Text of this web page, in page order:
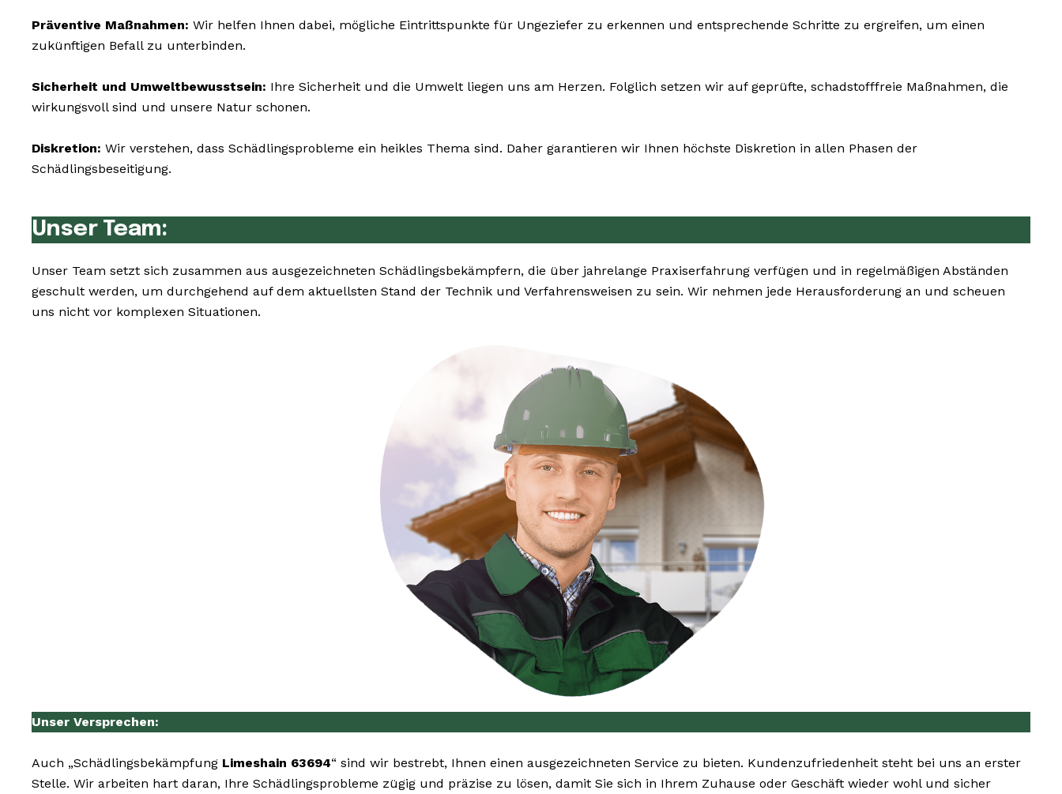
Präventive Maßnahmen: Wir helfen Ihnen dabei, mögliche Eintrittspunkte für Ungeziefer zu erkennen und entsprechende Schritte zu ergreifen, um einen
zukünftigen Befall zu unterbinden.
Sicherheit und Umweltbewusstsein: Ihre Sicherheit und die Umwelt liegen uns am Herzen. Folglich setzen wir auf geprüfte, schadstofffreie Maßnahmen, die
wirkungsvoll sind und unsere Natur schonen.
Diskretion: Wir verstehen, dass Schädlingsprobleme ein heikles Thema sind. Daher garantieren wir Ihnen höchste Diskretion in allen Phasen der
Schädlingsbeseitigung.
Unser Team:
Unser Team setzt sich zusammen aus ausgezeichneten Schädlingsbekämpfern, die über jahrelange Praxiserfahrung verfügen und in regelmäßigen Abständen
geschult werden, um durchgehend auf dem aktuellsten Stand der Technik und Verfahrensweisen zu sein. Wir nehmen jede Herausforderung an und scheuen
uns nicht vor komplexen Situationen.
Unser Versprechen:
Auch „Schädlingsbekämpfung Limeshain 63694“ sind wir bestrebt, Ihnen einen ausgezeichneten Service zu bieten. Kundenzufriedenheit steht bei uns an erster
Stelle. Wir arbeiten hart daran, Ihre Schädlingsprobleme zügig und präzise zu lösen, damit Sie sich in Ihrem Zuhause oder Geschäft wieder wohl und sicher